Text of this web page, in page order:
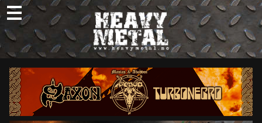
Skip
to
content
Nyheter
Omtaler
Intervjuer